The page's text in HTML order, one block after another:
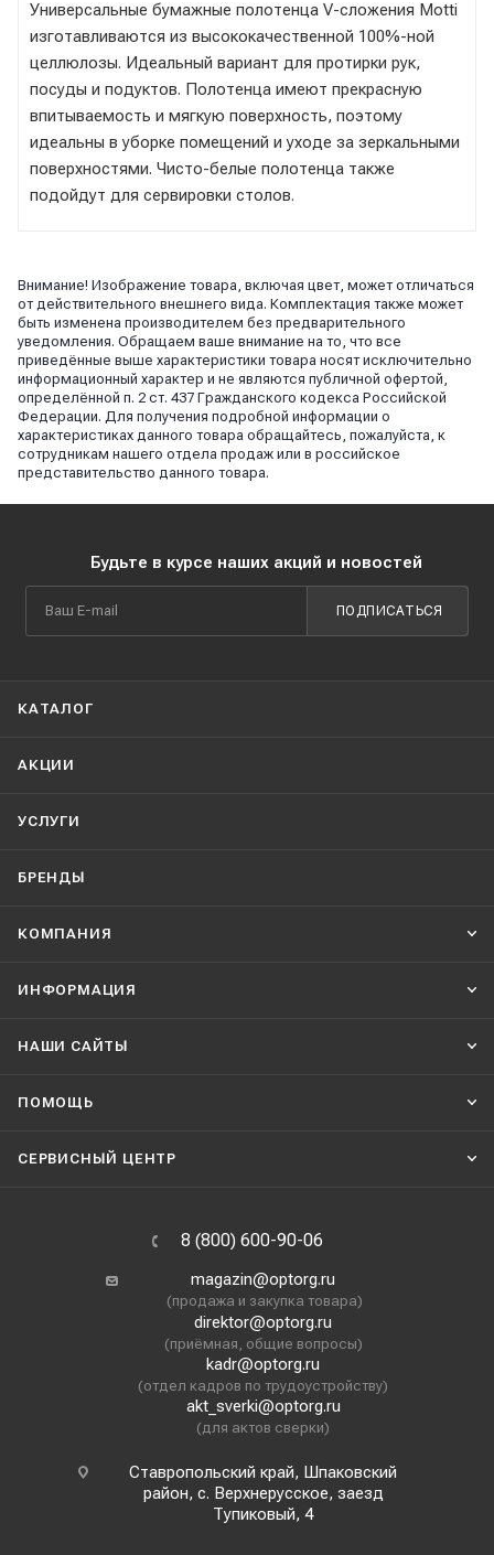
Универсальные бумажные полотенца V-сложения Motti
изготавливаются из высококачественной 100%-ной
целлюлозы. Идеальный вариант для протирки рук,
посуды и подуктов. Полотенца имеют прекрасную
впитываемость и мягкую поверхность, поэтому
идеальны в уборке помещений и уходе за зеркальными
поверхностями. Чисто-белые полотенца также
подойдут для сервировки столов.
Внимание! Изображение товара, включая цвет, может отличаться
от действительного внешнего вида. Комплектация также может
быть изменена производителем без предварительного
уведомления. Обращаем ваше внимание на то, что все
приведённые выше характеристики товара носят исключительно
информационный характер и не являются публичной офертой,
определённой п. 2 ст. 437 Гражданского кодекса Российской
Федерации. Для получения подробной информации о
характеристиках данного товара обращайтесь, пожалуйста, к
сотрудникам нашего отдела продаж или в российское
представительство данного товара.
Будьте в курсе наших акций и новостей
ПОДПИСАТЬСЯ
КАТАЛОГ
АКЦИИ
УСЛУГИ
БРЕНДЫ
КОМПАНИЯ
ИНФОРМАЦИЯ
НАШИ CАЙТЫ
ПОМОЩЬ
СЕРВИСНЫЙ ЦЕНТР
8 (800) 600-90-06
magazin@optorg.ru
(продажа и закупка товара)
direktor@optorg.ru
(приёмная, общие вопросы)
kadr@optorg.ru
(отдел кадров по трудоустройству)
akt_sverki@optorg.ru
(для актов сверки)
Ставропольский край, Шпаковский
район, с. Верхнерусское, заезд
Тупиковый, 4